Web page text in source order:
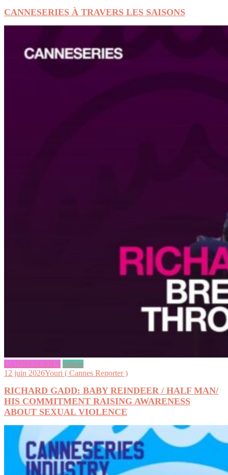
CANNESERIES À TRAVERS LES SAISONS
CANNESERIES videos
12 juin 2026Youri ( Cannes Reporter )
RICHARD GADD: BABY REINDEER / HALF MAN/
HIS COMMITMENT RAISING AWARENESS
ABOUT SEXUAL VIOLENCE